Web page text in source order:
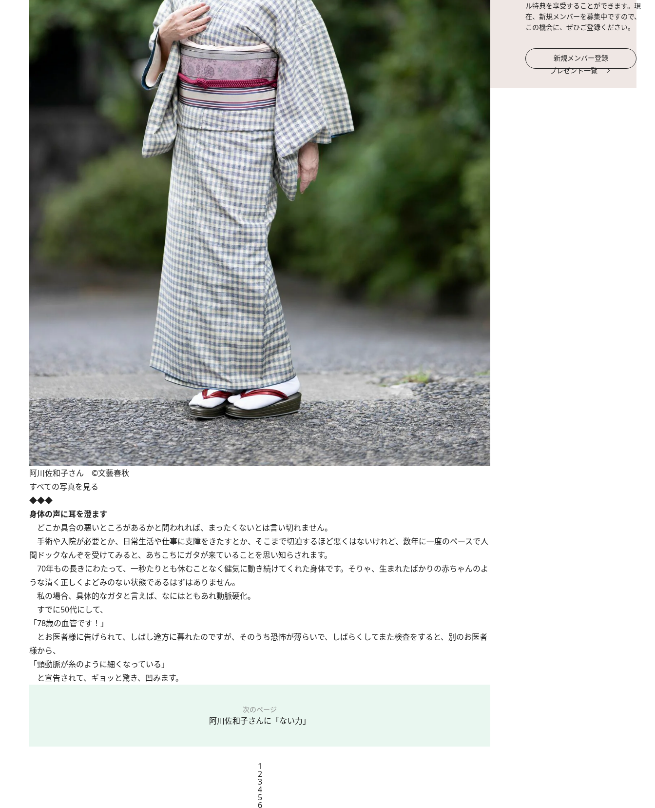
阿川佐和子さん ©文藝春秋
すべての写真を見る
◆◆◆
身体の声に耳を澄ます
どこか具合の悪いところがあるかと問われれば、まったくないとは言い切れません。
手術や入院が必要とか、日常生活や仕事に支障をきたすとか、そこまで切迫するほど悪くはないけれど、数年に一度のペースで人
間ドックなんぞを受けてみると、あちこちにガタが来ていることを思い知らされます。
70年もの長きにわたって、一秒たりとも休むことなく健気に動き続けてくれた身体です。そりゃ、生まれたばかりの赤ちゃんのよ
うな清く正しくよどみのない状態であるはずはありません。
私の場合、具体的なガタと言えば、なにはともあれ動脈硬化。
すでに50代にして、
「78歳の血管です！」
とお医者様に告げられて、しばし途方に暮れたのですが、そのうち恐怖が薄らいで、しばらくしてまた検査をすると、別のお医者
様から、
「頸動脈が糸のように細くなっている」
と宣告されて、ギョッと驚き、凹みます。
次のページ
阿川佐和子さんに「ない力」
1
2
3
4
5
6
ル特典を享受することができます。現
在、新規メンバーを募集中ですので、
この機会に、ぜひご登録ください。
新規メンバー登録
プレゼント一覧